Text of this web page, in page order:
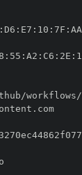
: D6 : E7 : 10 : 7F :
: 55 : A2 : C6 : 2E :
//token.actions.githubusercontent.com